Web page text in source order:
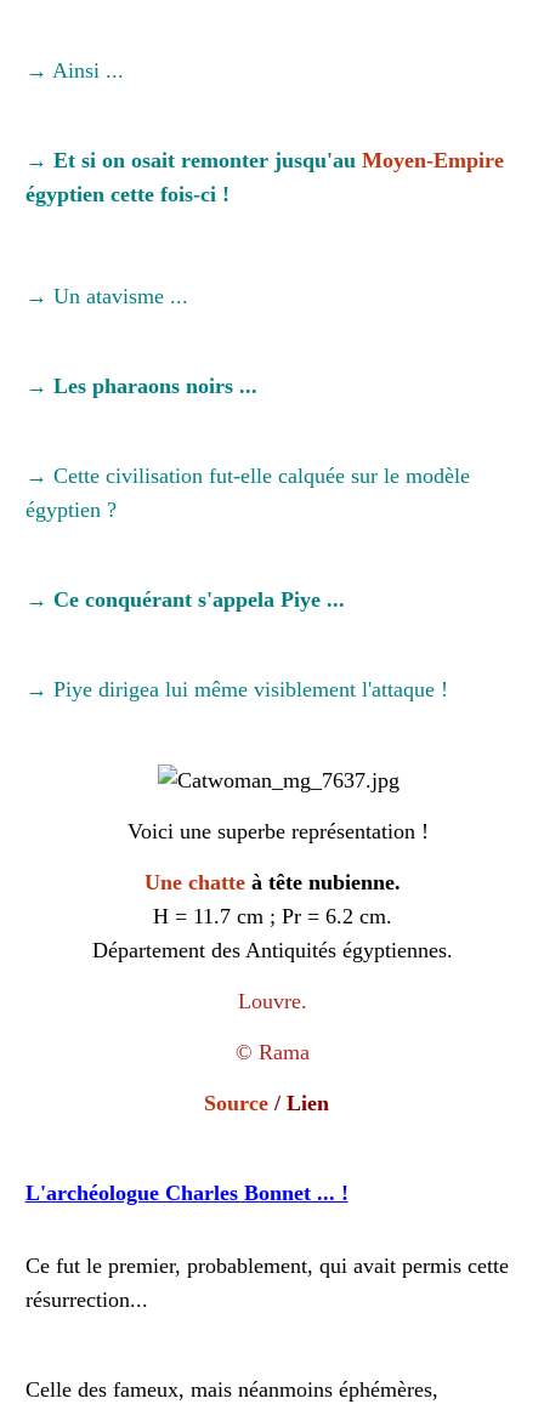
→ Ainsi ...
→ Et si on osait remonter jusqu'au Moyen-Empire
égyptien cette fois-ci !
→ Un atavisme ...
→ Les pharaons noirs ...
→ Cette civilisation fut-elle calquée sur le modèle
égyptien ?
→ Ce conquérant s'appela Piye ...
→ Piye dirigea lui même visiblement l'attaque !
Voici une superbe représentation !
Une chatteà tête nubienne.
H = 11.7 cm ; Pr = 6.2 cm.
Département des Antiquités égyptiennes.
Louvre.
© Rama
Source/ Lien
L'archéologue Charles Bonnet ... !
Ce fut le premier, probablement, qui avait permis cette
résurrection...
Celle des fameux, mais néanmoins éphémères,